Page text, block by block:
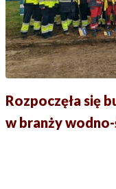
Rozpoczęła się
w branży